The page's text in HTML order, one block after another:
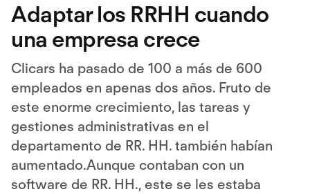
Adaptar los RRHH cuando
una empresa crece
Clicars ha pasado de 100 a más de 600
empleados en apenas dos años. Fruto de
este enorme crecimiento, las tareas y
gestiones administrativas en el
departamento de RR. HH. también habían
aumentado.Aunque contaban con un
software de RR. HH., este se les estaba